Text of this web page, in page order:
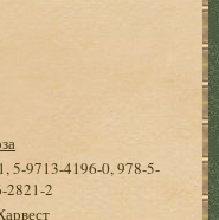
5-9713-4196-0, 978-5-
2821-2